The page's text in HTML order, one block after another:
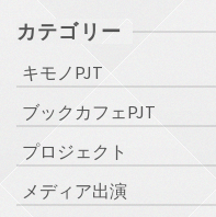
カテゴリー
キモノPJT
ブックカフェPJT
プロジェクト
メディア出演